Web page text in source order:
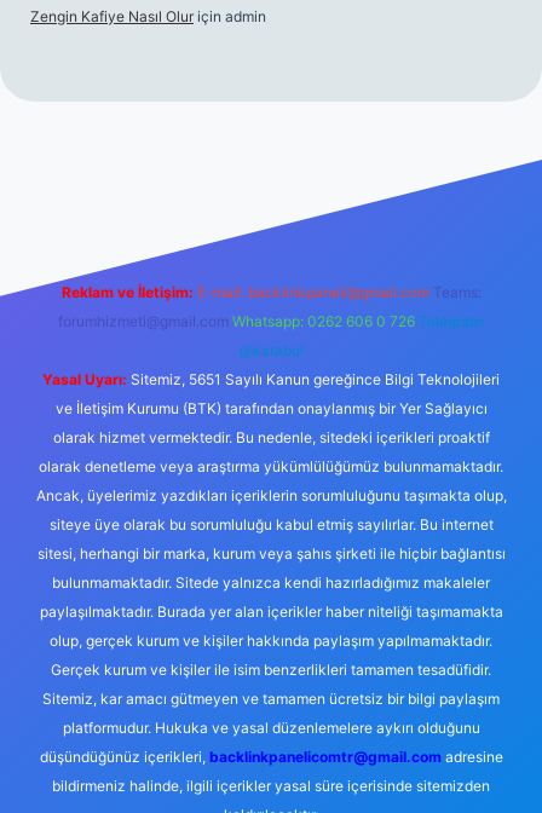
Zengin Kafiye Nasıl Olur için admin
Reklam ve İletişim: E-mail: backlinkpaneli@gmail.com Teams:
forumhizmeti@gmail.com Whatsapp: 0262 606 0 726 Telegram:
@karabul
Yasal Uyarı: Sitemiz, 5651 Sayılı Kanun gereğince Bilgi Teknolojileri
ve İletişim Kurumu (BTK) tarafından onaylanmış bir Yer Sağlayıcı
olarak hizmet vermektedir. Bu nedenle, sitedeki içerikleri proaktif
olarak denetleme veya araştırma yükümlülüğümüz bulunmamaktadır.
Ancak, üyelerimiz yazdıkları içeriklerin sorumluluğunu taşımakta olup,
siteye üye olarak bu sorumluluğu kabul etmiş sayılırlar. Bu internet
sitesi, herhangi bir marka, kurum veya şahıs şirketi ile hiçbir bağlantısı
bulunmamaktadır. Sitede yalnızca kendi hazırladığımız makaleler
paylaşılmaktadır. Burada yer alan içerikler haber niteliği taşımamakta
olup, gerçek kurum ve kişiler hakkında paylaşım yapılmamaktadır.
Gerçek kurum ve kişiler ile isim benzerlikleri tamamen tesadüfidir.
Sitemiz, kar amacı gütmeyen ve tamamen ücretsiz bir bilgi paylaşım
platformudur. Hukuka ve yasal düzenlemelere aykırı olduğunu
düşündüğünüz içerikleri, backlinkpanelicomtr@gmail.comadresine
bildirmeniz halinde, ilgili içerikler yasal süre içerisinde sitemizden